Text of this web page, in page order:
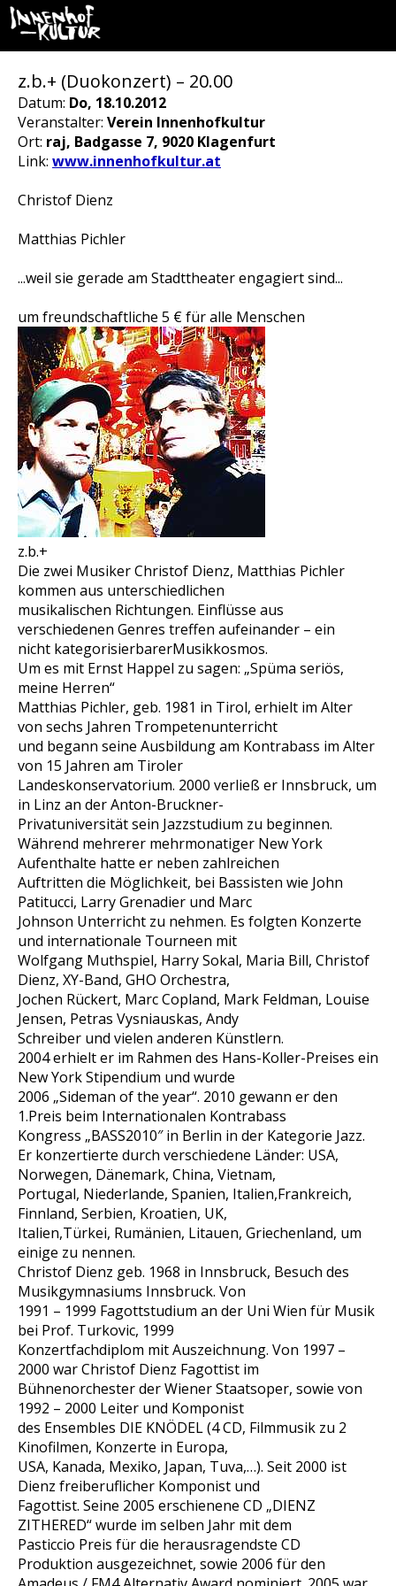
z.b.+ (Duokonzert) – 20.00
Datum: Do, 18.10.2012
Veranstalter: Verein Innenhofkultur
Ort: raj, Badgasse 7, 9020 Klagenfurt
Link: www.innenhofkultur.at
Christof Dienz
Matthias Pichler
...weil sie gerade am Stadttheater engagiert sind...
um freundschaftliche 5 € für alle Menschen
z.b.+
Die zwei Musiker Christof Dienz, Matthias Pichler
kommen aus unterschiedlichen
musikalischen Richtungen. Einflüsse aus
verschiedenen Genres treffen aufeinander – ein
nicht kategorisierbarerMusikkosmos.
Um es mit Ernst Happel zu sagen: „Spüma seriös,
meine Herren“
Matthias Pichler, geb. 1981 in Tirol, erhielt im Alter
von sechs Jahren Trompetenunterricht
und begann seine Ausbildung am Kontrabass im Alter
von 15 Jahren am Tiroler
Landeskonservatorium. 2000 verließ er Innsbruck, um
in Linz an der Anton-Bruckner-
Privatuniversität sein Jazzstudium zu beginnen.
Während mehrerer mehrmonatiger New York
Aufenthalte hatte er neben zahlreichen
Auftritten die Möglichkeit, bei Bassisten wie John
Patitucci, Larry Grenadier und Marc
Johnson Unterricht zu nehmen. Es folgten Konzerte
und internationale Tourneen mit
Wolfgang Muthspiel, Harry Sokal, Maria Bill, Christof
Dienz, XY-Band, GHO Orchestra,
Jochen Rückert, Marc Copland, Mark Feldman, Louise
Jensen, Petras Vysniauskas, Andy
Schreiber und vielen anderen Künstlern.
2004 erhielt er im Rahmen des Hans-Koller-Preises ein
New York Stipendium und wurde
2006 „Sideman of the year“. 2010 gewann er den
1.Preis beim Internationalen Kontrabass
Kongress „BASS2010″ in Berlin in der Kategorie Jazz.
Er konzertierte durch verschiedene Länder: USA,
Norwegen, Dänemark, China, Vietnam,
Portugal, Niederlande, Spanien, Italien,Frankreich,
Finnland, Serbien, Kroatien, UK,
Italien,Türkei, Rumänien, Litauen, Griechenland, um
einige zu nennen.
Christof Dienz geb. 1968 in Innsbruck, Besuch des
Musikgymnasiums Innsbruck. Von
1991 – 1999 Fagottstudium an der Uni Wien für Musik
bei Prof. Turkovic, 1999
Konzertfachdiplom mit Auszeichnung. Von 1997 –
2000 war Christof Dienz Fagottist im
Bühnenorchester der Wiener Staatsoper, sowie von
1992 – 2000 Leiter und Komponist
des Ensembles DIE KNÖDEL (4 CD, Filmmusik zu 2
Kinofilmen, Konzerte in Europa,
USA, Kanada, Mexiko, Japan, Tuva,…). Seit 2000 ist
Dienz freiberuflicher Komponist und
Fagottist. Seine 2005 erschienene CD „DIENZ
ZITHERED“ wurde im selben Jahr mit dem
Pasticcio Preis für die herausragendste CD
Produktion ausgezeichnet, sowie 2006 für den